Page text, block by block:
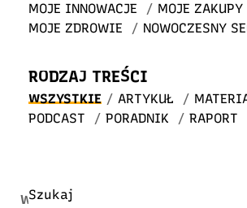
MOJE INNOWACJE
/ MOJE
MOJE ZDROWIE
/ NOWOCZESNY
RODZAJ TREŚCI
WSZYSTKIE / ARTYKUŁ /
PODCAST
/ PORADNIK / RAPORT
Warning